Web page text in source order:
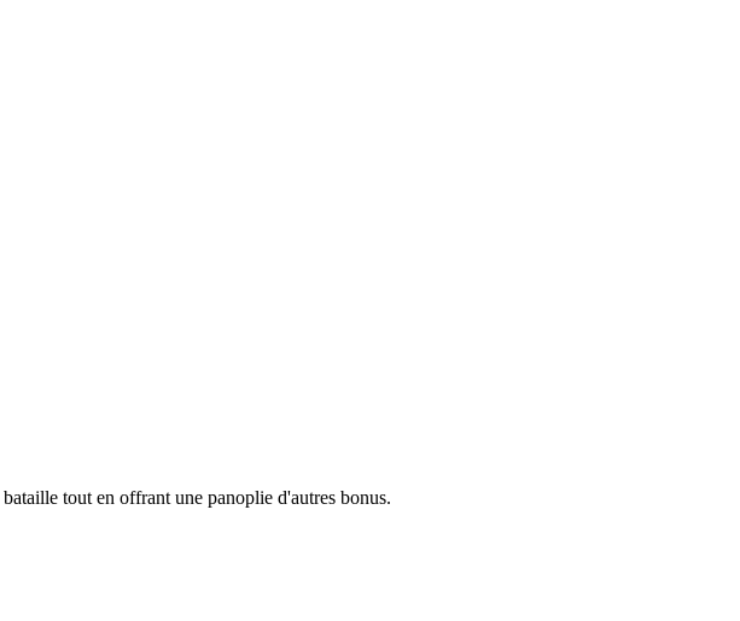
tout en offrant une panoplie d'autres bonus.